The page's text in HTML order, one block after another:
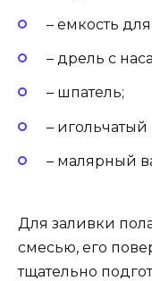
– емкость
– дрель с
– шпатель;
– игольчатый
– малярный
Для заливки
смесью, его
тщательно